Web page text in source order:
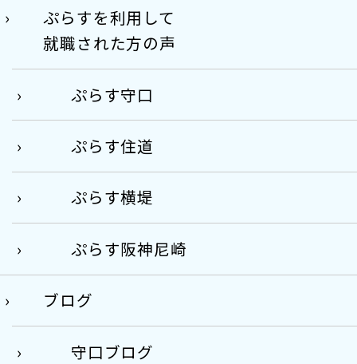
ぷらすを利用して
就職された方の声
ぷらす守口
ぷらす住道
ぷらす横堤
ぷらす阪神尼崎
ブログ
守口ブログ